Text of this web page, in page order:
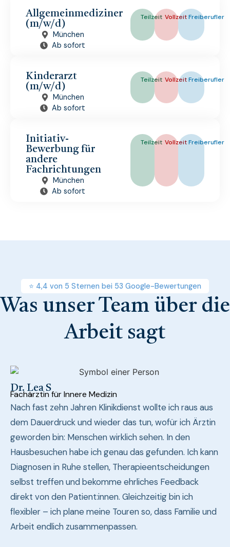
Allgemeinmediziner
(m/w/d)
München
Ab sofort
Teilzeit Vollzeit Freiberufler
Kinderarzt
(m/w/d)
München
Ab sofort
Teilzeit Vollzeit Freiberufler
Initiativ-
Bewerbung für
andere
Fachrichtungen
München
Ab sofort
Teilzeit Vollzeit Freiberufler
Was unser Team über die
Arbeit sagt
⭐ 4,4 von 5 Sternen bei 53 Google-Bewertungen
Dr. Lea S
Fachärztin für Innere Medizin
Nach fast zehn Jahren Klinikdienst wollte ich raus aus
dem Dauerdruck und wieder das tun, wofür ich Ärztin
geworden bin: Menschen wirklich sehen. In den
Hausbesuchen habe ich genau das gefunden. Ich kann
Diagnosen in Ruhe stellen, Therapieentscheidungen
selbst treffen und bekomme ehrliches Feedback
direkt von den Patient:innen. Gleichzeitig bin ich
flexibler – ich plane meine Touren so, dass Familie und
Arbeit endlich zusammenpassen.